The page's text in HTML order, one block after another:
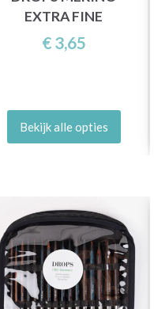
EXTRA FINE
€ 3,65
Bekijk alle opties